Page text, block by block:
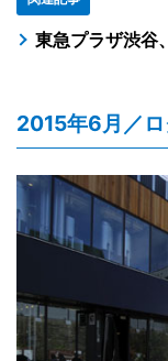
東急プラザ渋谷
2015年6月／